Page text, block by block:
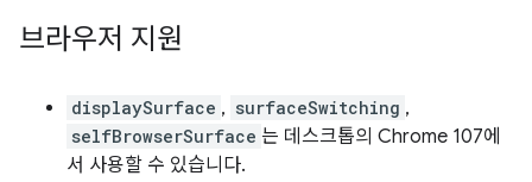
브라우저 지원
displaySurface , surfaceSwitching ,
selfBrowserSurface 는 데스크톱의 Chrome 107에
서 사용할 수 있습니다.